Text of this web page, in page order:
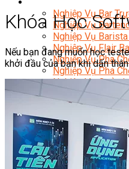
Nghiệp Vụ Bar
Nghiệp Vụ
Nghiệp Vụ
Nghiệp Vụ Flair
Nghiệp Vụ Pha
Nghiệp Vụ Pha
Nghiệp Vụ Quản
Chuyên Gia Cà Phê
Cà Phê Pha Máy
Khởi Sự Kinh
Bí Quyết Khởi
Kinh Doanh Mô
Kinh Doanh Chuỗi
Tiếng Anh Chuyên
Khóa Học
Nếu bạn đang muốn học
khởi đầu của bạn khi dấn